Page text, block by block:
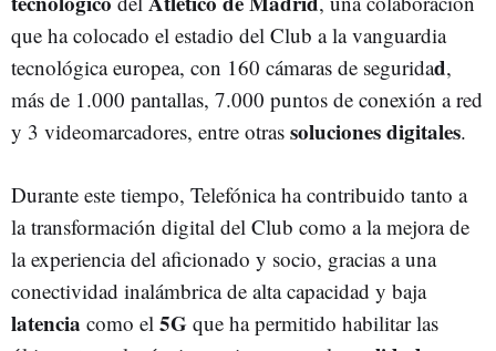
que ha colocado el estadio del Club a la vanguardia
tecnológica europea, con 160 cámaras de seguridad,
más de 1.000 pantallas, 7.000 puntos de conexión a red
y 3 videomarcadores, entre otras soluciones digitales.
Durante este tiempo, Telefónica ha contribuido tanto a
la transformación digital del Club como a la mejora de
la experiencia del aficionado y socio, gracias a una
conectividad inalámbrica de alta capacidad y baja
latencia como el 5G que ha permitido habilitar las